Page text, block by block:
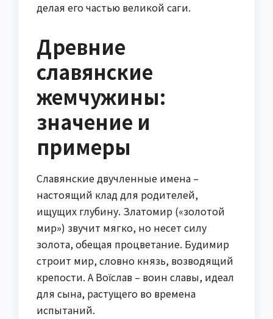
делая его частью великой саги.
Древние
славянские
жемчужины:
значение и
примеры
Славянские двучленные имена –
настоящий клад для родителей,
ищущих глубину. Златомир («золотой
мир») звучит мягко, но несет силу
золота, обещая процветание. Будимир
строит мир, словно князь, возводящий
крепости. А Воїслав – воин славы, идеал
для сына, растущего во времена
испытаний.